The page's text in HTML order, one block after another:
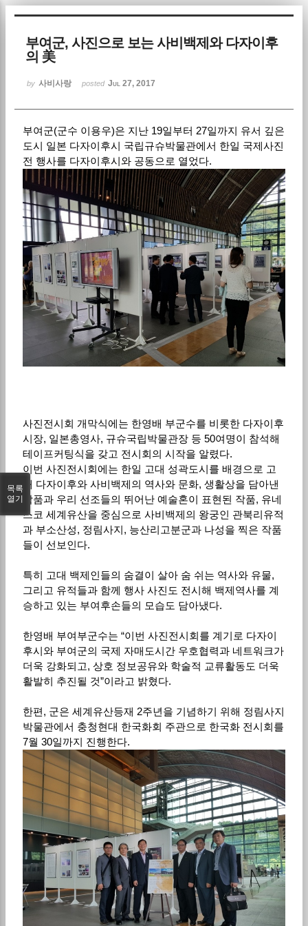
부여군, 사진으로 보는 사비백제와 다자이후
의 美
by 사비사랑 posted Jul 27, 2017
부여군(군수 이용우)은 지난 19일부터 27일까지 유서 깊은
도시 일본 다자이후시 국립규슈박물관에서 한일 국제사진
전 행사를 다자이후시와 공동으로 열었다.
사진전시회 개막식에는 한영배 부군수를 비롯한 다자이후
시장, 일본총영사, 규슈국립박물관장 등 50여명이 참석해
테이프커팅식을 갖고 전시회의 시작을 알렸다.
이번 사진전시회에는 한일 고대 성곽도시를 배경으로 고
대 다자이후와 사비백제의 역사와 문화, 생활상을 담아낸
작품과 우리 선조들의 뛰어난 예술혼이 표현된 작품, 유네
스코 세계유산을 중심으로 사비백제의 왕궁인 관북리유적
과 부소산성, 정림사지, 능산리고분군과 나성을 찍은 작품
들이 선보인다.
특히 고대 백제인들의 숨결이 살아 숨 쉬는 역사와 유물,
그리고 유적들과 함께 행사 사진도 전시해 백제역사를 계
승하고 있는 부여후손들의 모습도 담아냈다.
한영배 부여부군수는 “이번 사진전시회를 계기로 다자이
후시와 부여군의 국제 자매도시간 우호협력과 네트워크가
더욱 강화되고, 상호 정보공유와 학술적 교류활동도 더욱
활발히 추진될 것”이라고 밝혔다.
한편, 군은 세계유산등재 2주년을 기념하기 위해 정림사지
박물관에서 충청현대 한국화회 주관으로 한국화 전시회를
7월 30일까지 진행한다.
목록
열기
Sketchbook5, 스케치북5
Sketchbook5, 스케치북5